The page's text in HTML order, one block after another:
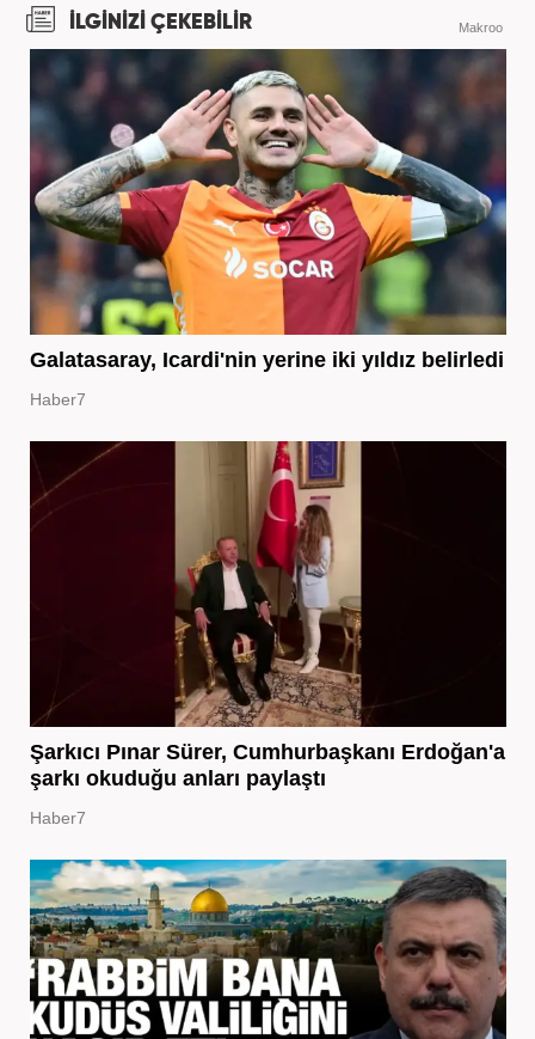
İLGİNİZİ ÇEKEBİLİR Makroo
Galatasaray, Icardi'nin yerine iki yıldız belirledi
Haber7
Şarkıcı Pınar Sürer, Cumhurbaşkanı Erdoğan'a
şarkı okuduğu anları paylaştı
Haber7